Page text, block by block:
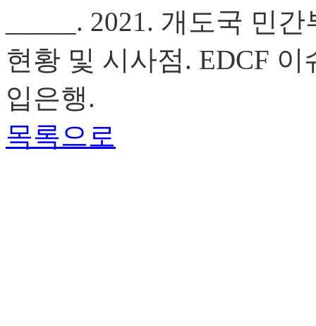
_____. 2021. 개도국 민
현황 및 시사점. EDCF
입은행.
목록으로